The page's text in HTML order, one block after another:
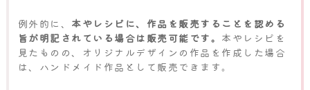
例外的に、 本やレシピに、作品を販売することを認める
旨が明記されている場合は販売可能です。 本やレシピを
見たものの、オリジナルデザインの作品を作成した場合
は、ハンドメイド作品として販売できます。